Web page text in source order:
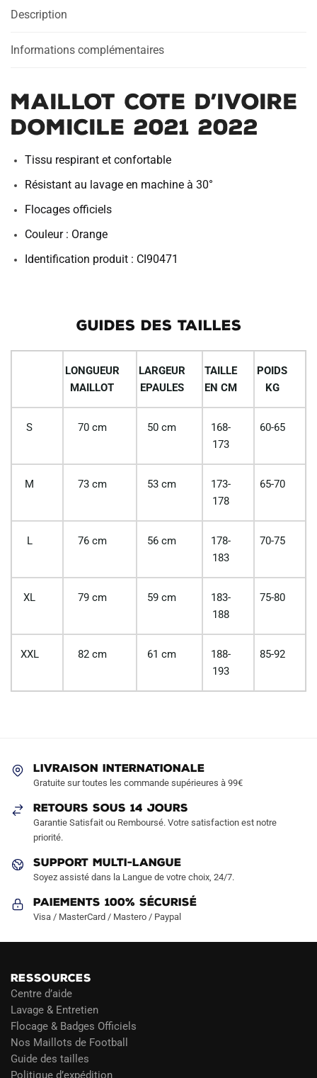
2022
Description
Informations complémentaires
MAILLOT COTE D’IVOIRE
DOMICILE 2021 2022
Tissu respirant et confortable
Résistant au lavage en machine à 30°
Flocages officiels
Couleur : Orange
Identification produit : CI90471
GUIDES DES TAILLES
LONGUEUR
MAILLOT
LARGEUR
EPAULES
TAILLE
EN CM
POIDS
KG
S 70 cm 50 cm
168-
173
60-65
M 73 cm 53 cm
173-
178
65-70
L 76 cm 56 cm
178-
183
70-75
XL 79 cm 59 cm
183-
188
75-80
XXL 82 cm 61 cm
188-
193
85-92
LIVRAISON INTERNATIONALE
Gratuite sur toutes les commande supérieures à 99€
RETOURS SOUS 14 JOURS
Garantie Satisfait ou Remboursé. Votre satisfaction est notre
priorité.
SUPPORT MULTI-LANGUE
Soyez assisté dans la Langue de votre choix, 24/7.
Paiements 100% Sécurisé
Visa / MasterCard / Mastero / Paypal
RESSOURCES
Centre d’aide
Lavage & Entretien
Flocage & Badges Officiels
Nos Maillots de Football
Guide des tailles
Politique d’expédition